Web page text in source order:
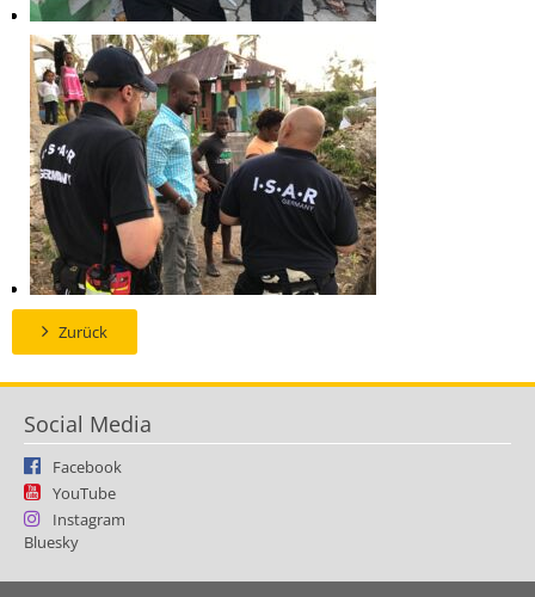
Zurück
Social Media
Facebook
YouTube
Instagram
Bluesky